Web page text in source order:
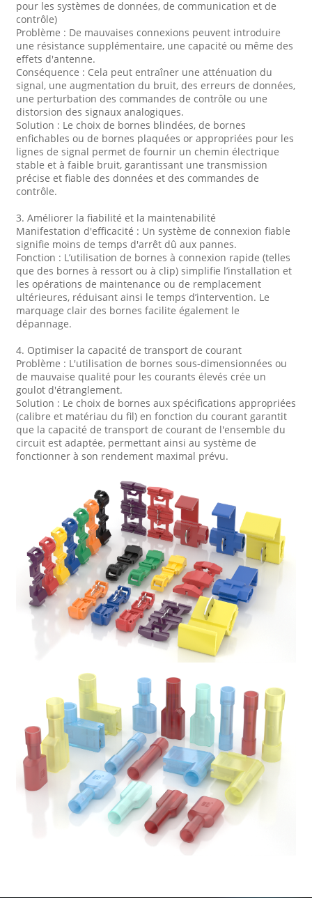
pour les systèmes de données, de communication et de
contrôle)
Problème : De mauvaises connexions peuvent introduire
une résistance supplémentaire, une capacité ou même des
effets d'antenne.
Conséquence : Cela peut entraîner une atténuation du
signal, une augmentation du bruit, des erreurs de données,
une perturbation des commandes de contrôle ou une
distorsion des signaux analogiques.
Solution : Le choix de bornes blindées, de bornes
enfichables ou de bornes plaquées or appropriées pour les
lignes de signal permet de fournir un chemin électrique
stable et à faible bruit, garantissant une transmission
précise et fiable des données et des commandes de
contrôle.
3. Améliorer la fiabilité et la maintenabilité
Manifestation d'efficacité : Un système de connexion fiable
signifie moins de temps d'arrêt dû aux pannes.
Fonction : L’utilisation de bornes à connexion rapide (telles
que des bornes à ressort ou à clip) simplifie l’installation et
les opérations de maintenance ou de remplacement
ultérieures, réduisant ainsi le temps d’intervention. Le
marquage clair des bornes facilite également le
dépannage.
4. Optimiser la capacité de transport de courant
Problème : L'utilisation de bornes sous-dimensionnées ou
de mauvaise qualité pour les courants élevés crée un
goulot d'étranglement.
Solution : Le choix de bornes aux spécifications appropriées
(calibre et matériau du fil) en fonction du courant garantit
que la capacité de transport de courant de l'ensemble du
circuit est adaptée, permettant ainsi au système de
fonctionner à son rendement maximal prévu.